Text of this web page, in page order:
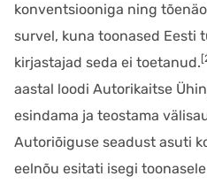
konventsiooniga ning
survel, kuna toonased Eesti
kirjastajad seda ei toetanud.
aastal loodi Autorikaitse
esindama ja teostama
Autoriõiguse seadust asuti
eelnõu esitati isegi